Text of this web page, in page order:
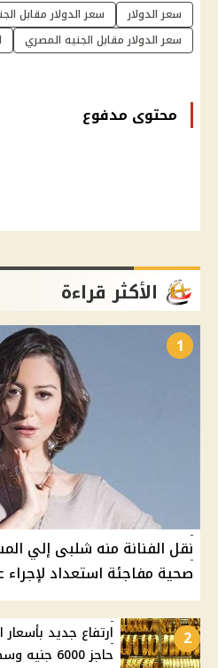
سعر الدولار سعر الدولار مقابل
سعر الدولار مقابل الجنيه المصري
محتوى مدفوع
الأكثر قراءة
1
نقل الفنانة منه شلبى إلي
صحية مفاجئة استعداد لإجراء
2
حاجز 6000 جنيه وسط مكاسب عالمية للمعدن